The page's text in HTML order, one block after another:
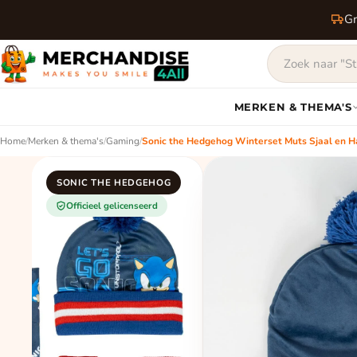
MERKEN & THEMA'S
Home/Merken & thema's/Gaming/Sonic the Hedgehog Winterset Muts Sjaal en
SONIC THE HEDGEHOG
Officieel gelicenseerd